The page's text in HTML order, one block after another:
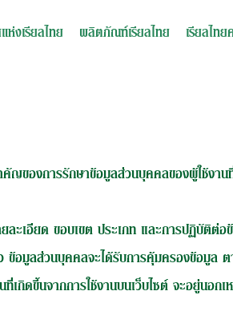
งเรียลไทย ผลิตภัณฑ์เรียลไทย เรียลไท
ญของการรักษาข้อมูลส่วนบุคคลของผู้ใช้งาน
ละเอียด ขอบเขต ประเภท และการปฏิบัติต่
ข้อมูลส่วนบุคคลจะได้รับการคุ้มครองข้อมูล
กิดขึ้นจากการใช้งานบนเว็บไซต์ จะอยู่นอกเ